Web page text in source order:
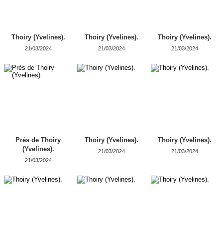
Thoiry (Yvelines).
21/03/2024
Thoiry (Yvelines).
21/03/2024
Thoiry (Yvelines).
21/03/2024
Près de Thoiry
(Yvelines).
21/03/2024
Thoiry (Yvelines).
21/03/2024
Thoiry (Yvelines).
21/03/2024